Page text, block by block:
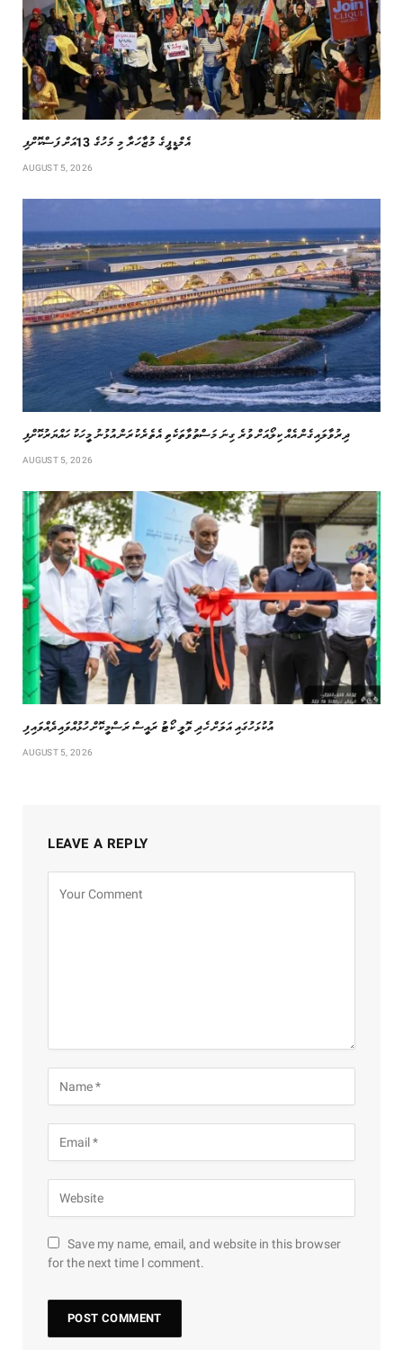
އެމްޑީޕީގެ މުޒާހަރާ މި މަހުގެ 13އަށް ފަސްކޮށްފި
AUGUST 5, 2026
‏ދިރުވާލައިގެން އެއް ކިލޯއަށް ވުރެ ގިނަ މަސްތުވާތަކެތި އެތެރެކުރަން އުޅުނު މީހަކު ހައްޔަރުކޮށްފި
AUGUST 5, 2026
އުކުޅަހުގައި އަލަށް ހެދި ވޮލީ ކޯޓު ރައީސް ރަސްމީކޮށް ހުޅުއްވައިދެއްވައިފި
AUGUST 5, 2026
LEAVE A REPLY
Save my name, email, and website in this browser
for the next time I comment.